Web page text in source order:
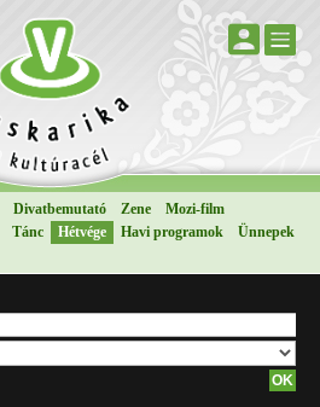
Divatbemutató Zene
Mozi-film
Tánc Hétvége Havi programok
Ünnepek